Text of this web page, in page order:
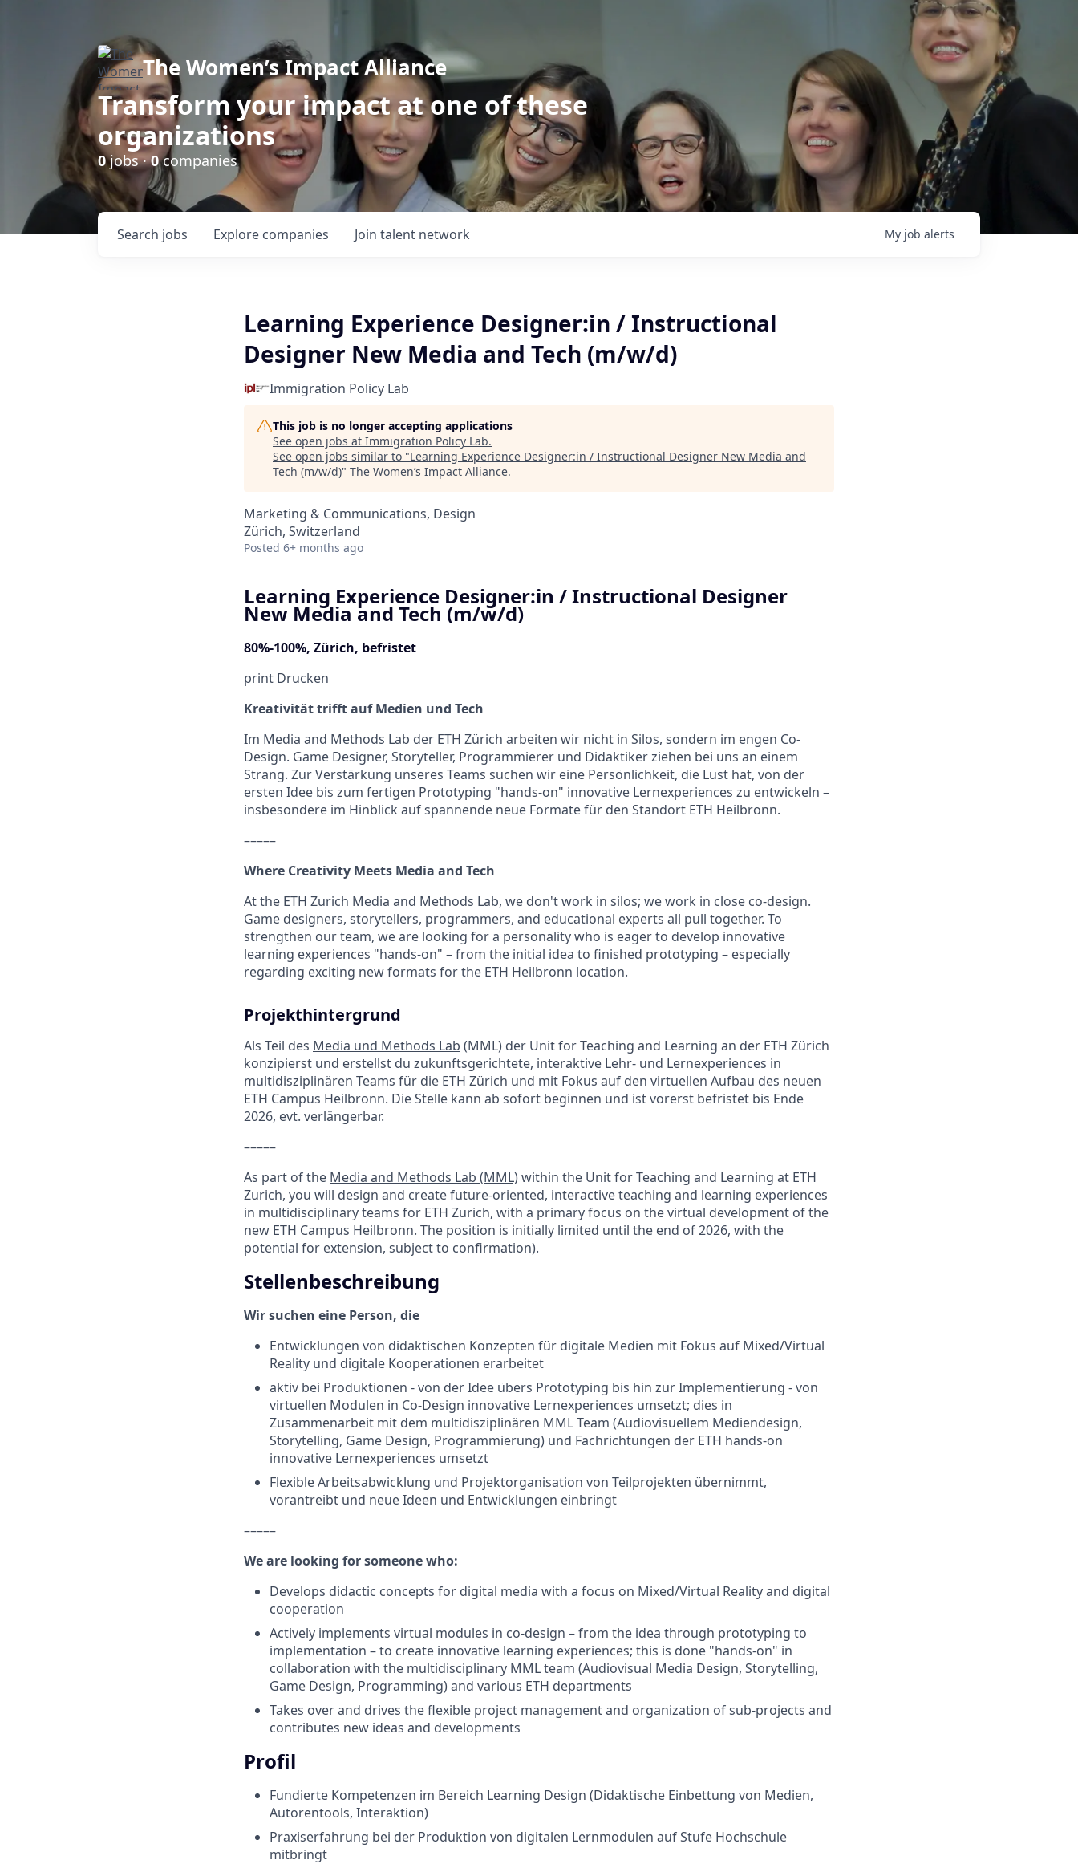
The Women’s Impact Alliance
Transform your impact at one of these
organizations
0jobs ·0companies
Search jobs Explore companies Join talent network My job alerts
Learning Experience Designer:in / Instructional
Designer New Media and Tech (m/w/d)
Immigration Policy Lab
This job is no longer accepting applications
See open jobs at Immigration Policy Lab.
See open jobs similar to "Learning Experience Designer:in / Instructional Designer New Media and
Tech (m/w/d)" The Women’s Impact Alliance.
Marketing & Communications, Design
Zürich, Switzerland
Posted 6+ months ago
Learning Experience Designer:in / Instructional Designer
New Media and Tech (m/w/d)
80%-100%, Zürich, befristet
print Drucken
Kreativität trifft auf Medien und Tech
Im Media and Methods Lab der ETH Zürich arbeiten wir nicht in Silos, sondern im engen Co-
Design. Game Designer, Storyteller, Programmierer und Didaktiker ziehen bei uns an einem
Strang. Zur Verstärkung unseres Teams suchen wir eine Persönlichkeit, die Lust hat, von der
ersten Idee bis zum fertigen Prototyping "hands-on" innovative Lernexperiences zu entwickeln –
insbesondere im Hinblick auf spannende neue Formate für den Standort ETH Heilbronn.
–––––
Where Creativity Meets Media and Tech
At the ETH Zurich Media and Methods Lab, we don't work in silos; we work in close co-design.
Game designers, storytellers, programmers, and educational experts all pull together. To
strengthen our team, we are looking for a personality who is eager to develop innovative
learning experiences "hands-on" – from the initial idea to finished prototyping – especially
regarding exciting new formats for the ETH Heilbronn location.
Projekthintergrund
Als Teil des Media und Methods Lab (MML) der Unit for Teaching and Learning an der ETH Zürich
konzipierst und erstellst du zukunftsgerichtete, interaktive Lehr- und Lernexperiences in
multidisziplinären Teams für die ETH Zürich und mit Fokus auf den virtuellen Aufbau des neuen
ETH Campus Heilbronn. Die Stelle kann ab sofort beginnen und ist vorerst befristet bis Ende
2026, evt. verlängerbar.
–––––
As part of the Media and Methods Lab (MML)within the Unit for Teaching and Learning at ETH
Zurich, you will design and create future-oriented, interactive teaching and learning experiences
in multidisciplinary teams for ETH Zurich, with a primary focus on the virtual development of the
new ETH Campus Heilbronn. The position is initially limited until the end of 2026, with the
potential for extension, subject to confirmation).
Stellenbeschreibung
Wir suchen eine Person, die
Entwicklungen von didaktischen Konzepten für digitale Medien mit Fokus auf Mixed/Virtual
Reality und digitale Kooperationen erarbeitet
aktiv bei Produktionen - von der Idee übers Prototyping bis hin zur Implementierung - von
virtuellen Modulen in Co-Design innovative Lernexperiences umsetzt; dies in
Zusammenarbeit mit dem multidisziplinären MML Team (Audiovisuellem Mediendesign,
Storytelling, Game Design, Programmierung) und Fachrichtungen der ETH hands-on
innovative Lernexperiences umsetzt
Flexible Arbeitsabwicklung und Projektorganisation von Teilprojekten übernimmt,
vorantreibt und neue Ideen und Entwicklungen einbringt
–––––
We are looking for someone who:
Develops didactic concepts for digital media with a focus on Mixed/Virtual Reality and digital
cooperation
Actively implements virtual modules in co-design – from the idea through prototyping to
implementation – to create innovative learning experiences; this is done "hands-on" in
collaboration with the multidisciplinary MML team (Audiovisual Media Design, Storytelling,
Game Design, Programming) and various ETH departments
Takes over and drives the flexible project management and organization of sub-projects and
contributes new ideas and developments
Profil
Fundierte Kompetenzen im Bereich Learning Design (Didaktische Einbettung von Medien,
Autorentools, Interaktion)
Praxiserfahrung bei der Produktion von digitalen Lernmodulen auf Stufe Hochschule
mitbringt